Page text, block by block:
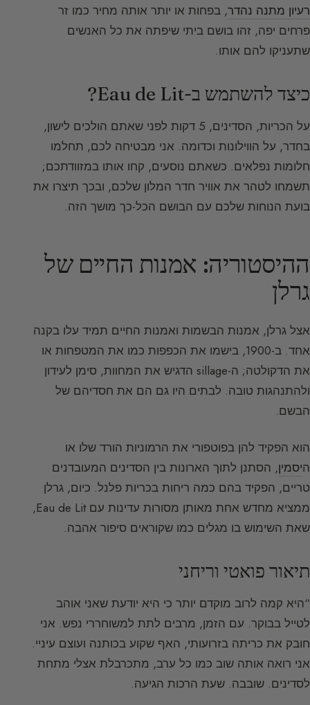
רעיון מתנה נהדר, בפחות או יותר אותה מחיר כמו זר
פרחים יפה, זהו בושם ביתי שיפתה את כל האנשים
שתעניקו להם אותו.
כיצד להשתמש ב-Eau de Lit?
על הכריות, הסדינים, 5 דקות לפני שאתם הולכים לישון,
בחדר, על הווילונות וכדומה. אני מבטיחה לכם, תחלמו
חלומות נפלאים. כשאתם נוסעים, קחו אותו במזוודתכם;
תשמחו לטהר את אוויר חדר המלון שלכם, ובכך תיצרו את
בועת הנוחות שלכם עם הבושם הכל-כך מושך הזה.
ההיסטוריה: אמנות החיים של
גרלן
אצל גרלן, אמנות הבשמות ואמנות החיים תמיד עלו בקנה
אחד. ב-1900, בישמו את הכפפות כמו את המטפחות או
את הדקולטה; ה-sillage הדגיש את המחוות, סימן לעידון
ולהתנהגות טובה. לבתים היו גם הם את חסדיהם של
הבשם.
הוא הפקיד להן בפוטפורי את הרמוניות הורד שלו או
היסמין, הסתנן לתוך הארונות בין הסדינים המעובדנים
טריים, הפקיד בהם כמה ריחות בכריות פלנל. כיום, גרלן
ממציא מחדש אחת מאותן מסורות עדינות עם Eau de Lit,
שאת השימוש בו מגלים כמו שקוראים סיפור אהבה.
תיאור פואטי וריחני
“היא קמה לרוב מוקדם יותר כי היא יודעת שאני אוהב
לטייל בבוקר. עם הזמן, מרבים לתת למשוחררי נפש. אני
חובק את כריתה בזרועותי, האף שקוע בכותנה ועוצם עיניי.
אני רואה אותה שוב כמו כל ערב, מתכרבלת אצלי מתחת
לסדינים. שובבה. שעת הרכות הגיעה.